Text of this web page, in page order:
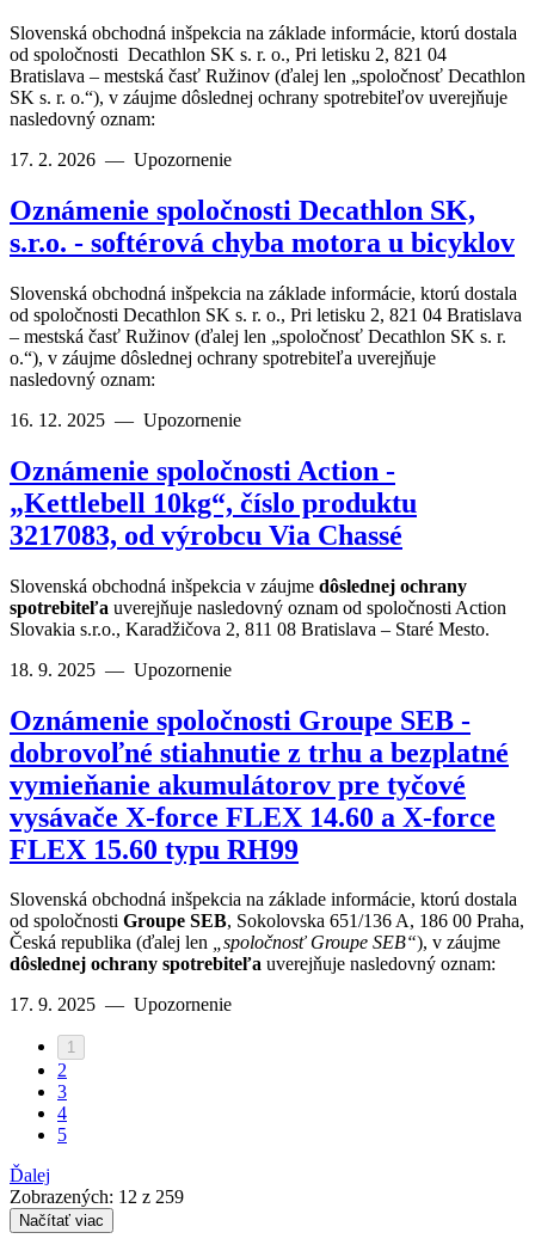
Slovenská obchodná inšpekcia na základe informácie, ktorú dostala
od spoločnosti Decathlon SK s. r. o., Pri letisku 2, 821 04
Bratislava – mestská časť Ružinov (ďalej len „spoločnosť Decathlon
SK s. r. o.“), v záujme dôslednej ochrany spotrebiteľov uverejňuje
nasledovný oznam:
17. 2. 2026 — Upozornenie
Oznámenie spoločnosti Decathlon SK,
s.r.o. - softérová chyba motora u bicyklov
Slovenská obchodná inšpekcia na základe informácie, ktorú dostala
od spoločnosti Decathlon SK s. r. o., Pri letisku 2, 821 04 Bratislava
– mestská časť Ružinov (ďalej len „spoločnosť Decathlon SK s. r.
o.“), v záujme dôslednej ochrany spotrebiteľa uverejňuje
nasledovný oznam:
16. 12. 2025 — Upozornenie
Oznámenie spoločnosti Action -
„Kettlebell 10kg“, číslo produktu
3217083, od výrobcu Via Chassé
Slovenská obchodná inšpekcia v záujme dôslednej ochrany
spotrebiteľa uverejňuje nasledovný oznam od spoločnosti Action
Slovakia s.r.o., Karadžičova 2, 811 08 Bratislava – Staré Mesto.
18. 9. 2025 — Upozornenie
Oznámenie spoločnosti Groupe SEB -
dobrovoľné stiahnutie z trhu a bezplatné
vymieňanie akumulátorov pre tyčové
vysávače X-force FLEX 14.60 a X-force
FLEX 15.60 typu RH99
Slovenská obchodná inšpekcia na základe informácie, ktorú dostala
od spoločnosti Groupe SEB, Sokolovska 651/136 A, 186 00 Praha,
Česká republika (ďalej len „spoločnosť Groupe SEB“), v záujme
dôslednej ochrany spotrebiteľa uverejňuje nasledovný oznam:
17. 9. 2025 — Upozornenie
1
2
3
4
5
Ďalej
Zobrazených: 12 z 259
Načítať viac